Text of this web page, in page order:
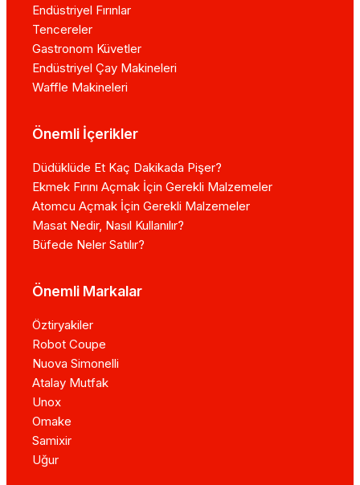
Endüstriyel Fırınlar
Tencereler
Gastronom Küvetler
Endüstriyel Çay Makineleri
Waffle Makineleri
Önemli İçerikler
Düdüklüde Et Kaç Dakikada Pişer?
Ekmek Fırını Açmak İçin Gerekli Malzemeler
Atomcu Açmak İçin Gerekli Malzemeler
Masat Nedir, Nasıl Kullanılır?
Büfede Neler Satılır?
Önemli Markalar
Öztiryakiler
Robot Coupe
Nuova Simonelli
Atalay Mutfak
Unox
Omake
Samixir
Uğur